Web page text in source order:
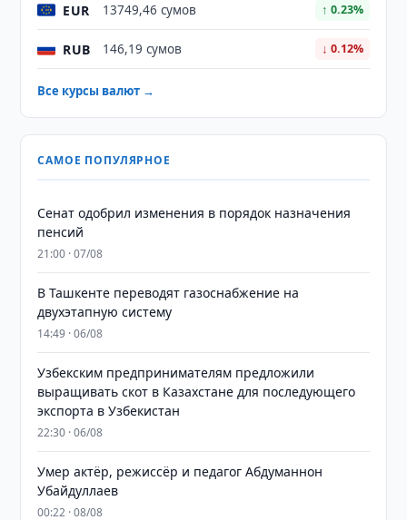
EUR 13749,46 сумов ↑ 0.23%
RUB 146,19 сумов ↓ 0.12%
Все курсы валют →
САМОЕ ПОПУЛЯРНОЕ
Сенат одобрил изменения в порядок назначения
пенсий
21:00 · 07/08
В Ташкенте переводят газоснабжение на
двухэтапную систему
14:49 · 06/08
Узбекским предпринимателям предложили
выращивать скот в Казахстане для последующего
экспорта в Узбекистан
22:30 · 06/08
Умер актёр, режиссёр и педагог Абдуманнон
Убайдуллаев
00:22 · 08/08